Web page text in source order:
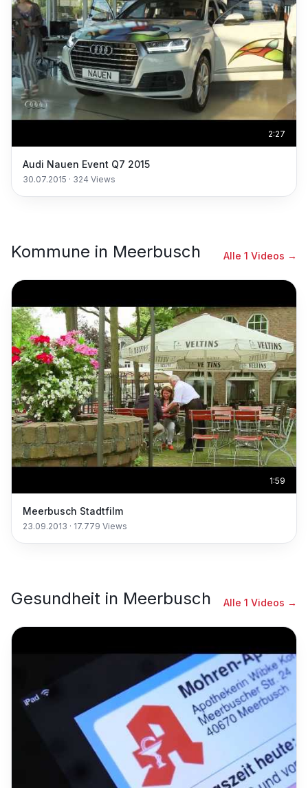
2:27
Audi Nauen Event Q7 2015
30.07.2015 · 324 Views
Kommune in Meerbusch Alle 1 Videos →
1:59
Meerbusch Stadtfilm
23.09.2013 · 17.779 Views
Gesundheit in Meerbusch Alle 1 Videos →